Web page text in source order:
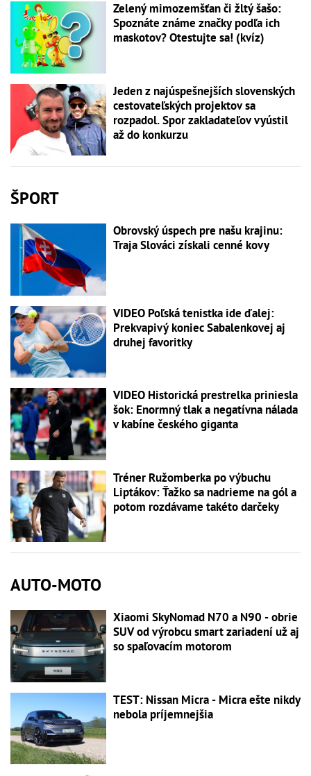
Zelený mimozemšťan či žltý šašo:
Spoznáte známe značky podľa ich
maskotov? Otestujte sa! (kvíz)
Jeden z najúspešnejších slovenských
cestovateľských projektov sa
rozpadol. Spor zakladateľov vyústil
až do konkurzu
ŠPORT
Obrovský úspech pre našu krajinu:
Traja Slováci získali cenné kovy
VIDEO Poľská tenistka ide ďalej:
Prekvapivý koniec Sabalenkovej aj
druhej favoritky
VIDEO Historická prestrelka priniesla
šok: Enormný tlak a negatívna nálada
v kabíne českého giganta
Tréner Ružomberka po výbuchu
Liptákov: Ťažko sa nadrieme na gól a
potom rozdávame takéto darčeky
AUTO-MOTO
Xiaomi SkyNomad N70 a N90 - obrie
SUV od výrobcu smart zariadení už aj
so spaľovacím motorom
TEST: Nissan Micra - Micra ešte nikdy
nebola príjemnejšia